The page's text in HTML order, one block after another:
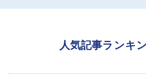
人気記事ランキ